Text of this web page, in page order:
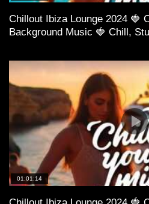
Chillout Ibiza Lounge 2024 🍓
Background Music 🍓 Chill,
01:01:14